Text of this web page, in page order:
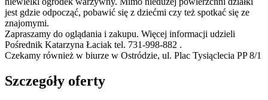
jest gdzie odpocząć, pobawić się z dziećmi czy też spotkać się ze
znajomymi.
Zapraszamy do oglądania i zakupu. Więcej informacji udzieli
Pośrednik Katarzyna Łaciak tel. 731-998-882 .
Czekamy również w biurze w Ostródzie, ul. Plac Tysiąclecia PP 8/1
Szczegóły oferty